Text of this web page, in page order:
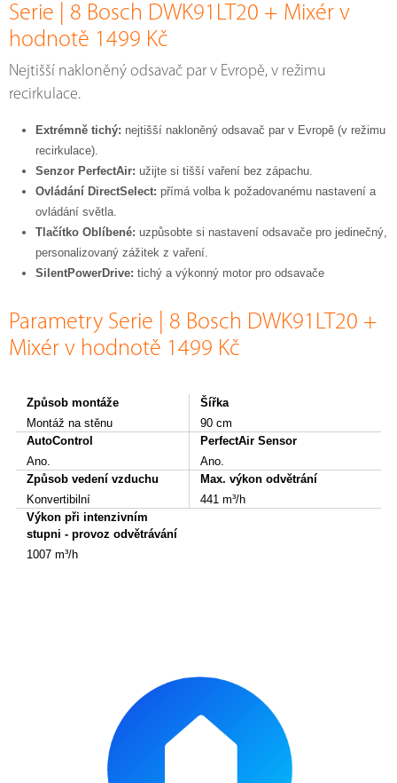
Serie | 8 Bosch DWK91LT20 + Mixér v
hodnotě 1499 Kč
Nejtišší nakloněný odsavač par v Evropě, v režimu
recirkulace.
Extrémně tichý: nejtišší nakloněný odsavač par v Evropě (v režimu
recirkulace).
Senzor PerfectAir: užijte si tišší vaření bez zápachu.
Ovládání DirectSelect: přímá volba k požadovanému nastavení a
ovládání světla.
Tlačítko Oblíbené: uzpůsobte si nastavení odsavače pro jedinečný,
personalizovaný zážitek z vaření.
SilentPowerDrive: tichý a výkonný motor pro odsavače
Parametry Serie | 8 Bosch DWK91LT20 +
Mixér v hodnotě 1499 Kč
Způsob montáže
Montáž na stěnu
Šířka
90 cm
AutoControl
Ano.
PerfectAir Sensor
Ano.
Způsob vedení vzduchu
Konvertibilní
Max. výkon odvětrání
441 m³/h
Výkon při intenzivním
stupni - provoz odvětrávání
1007 m³/h